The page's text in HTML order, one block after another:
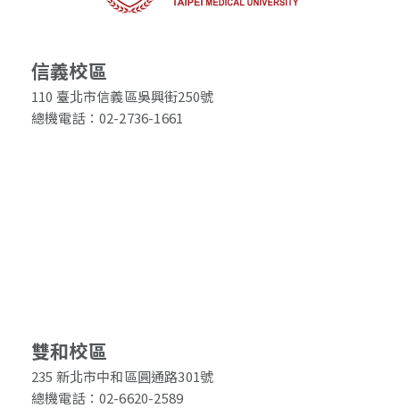
信義校區
110 臺北市信義區吳興街250號
總機電話：02-2736-1661
雙和校區
235 新北市中和區圓通路301號
總機電話：02-6620-2589